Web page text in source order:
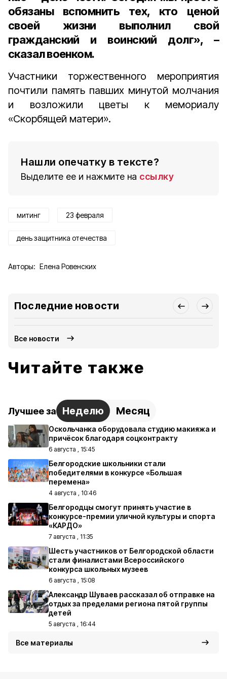
обязаны вспомнить тех, кто ценой
своей жизни выполнил свой
гражданский и воинский долг», –
сказал военком.
Участники торжественного мероприятия
почтили память павших минутой молчания
и возложили цветы к мемориалу
«Скорбящей матери».
Нашли опечатку в тексте?
Выделите ее и нажмите на ссылку
митинг 23 февраля
день защитника отечества
Авторы: Елена Ровенских
Последние новости
Все новости
Читайте также
Лучшее за Неделю Месяц
Оскольчанка оборудовала студию макияжа и
причёсок благодаря соцконтракту
6 августа , 15:45
Белгородские школьники стали
победителями в конкурсе «Большая
перемена»
4 августа , 10:46
Белгородцы смогут принять участие в
конкурсе-премии уличной культуры и спорта
«КАРДО»
7 августа , 11:35
Шесть участников от Белгородской области
стали финалистами Всероссийского
конкурса школьных музеев
6 августа , 15:08
Александр Шуваев рассказал об отправке на
отдых за пределами региона пятой группы
детей
5 августа , 16:44
Все материалы